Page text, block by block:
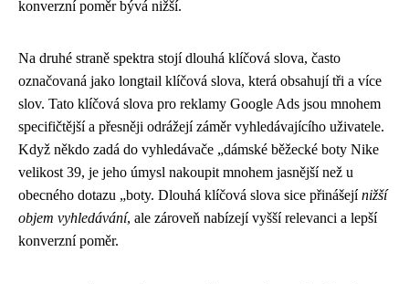
konverzní poměr bývá nižší.
Na druhé straně spektra stojí dlouhá klíčová slova, často
označovaná jako longtail klíčová slova, která obsahují tři a více
slov. Tato klíčová slova pro reklamy Google Ads jsou mnohem
specifičtější a přesněji odrážejí záměr vyhledávajícího uživatele.
Když někdo zadá do vyhledávače „dámské běžecké boty Nike
velikost 39, je jeho úmysl nakoupit mnohem jasnější než u
obecného dotazu „boty. Dlouhá klíčová slova sice přinášejínižší
objem vyhledávání, ale zároveň nabízejí vyšší relevanci a lepší
konverzní poměr.